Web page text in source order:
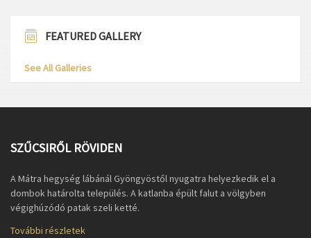
FEATURED GALLERY
See All Galleries
SZŰCSIRŐL RÖVIDEN
A Mátra hegység lábánál Gyöngyöstől nyugatra helyezkedik el a
dombok határolta település. A katlanba épült falut a völgyben
végighúzódó patak szeli ketté.
További részletek